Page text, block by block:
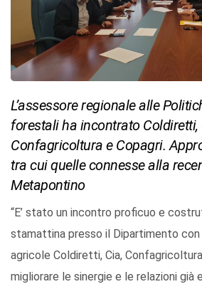
L’assessore regionale alle
forestali ha incontrato Coldiretti,
Confagricoltura e Copagri.
tra cui quelle connesse alla
Metapontino
“E’ stato un incontro proficuo e
stamattina presso il Dipartimento con
agricole Coldiretti, Cia,
migliorare le sinergie e le relazioni già